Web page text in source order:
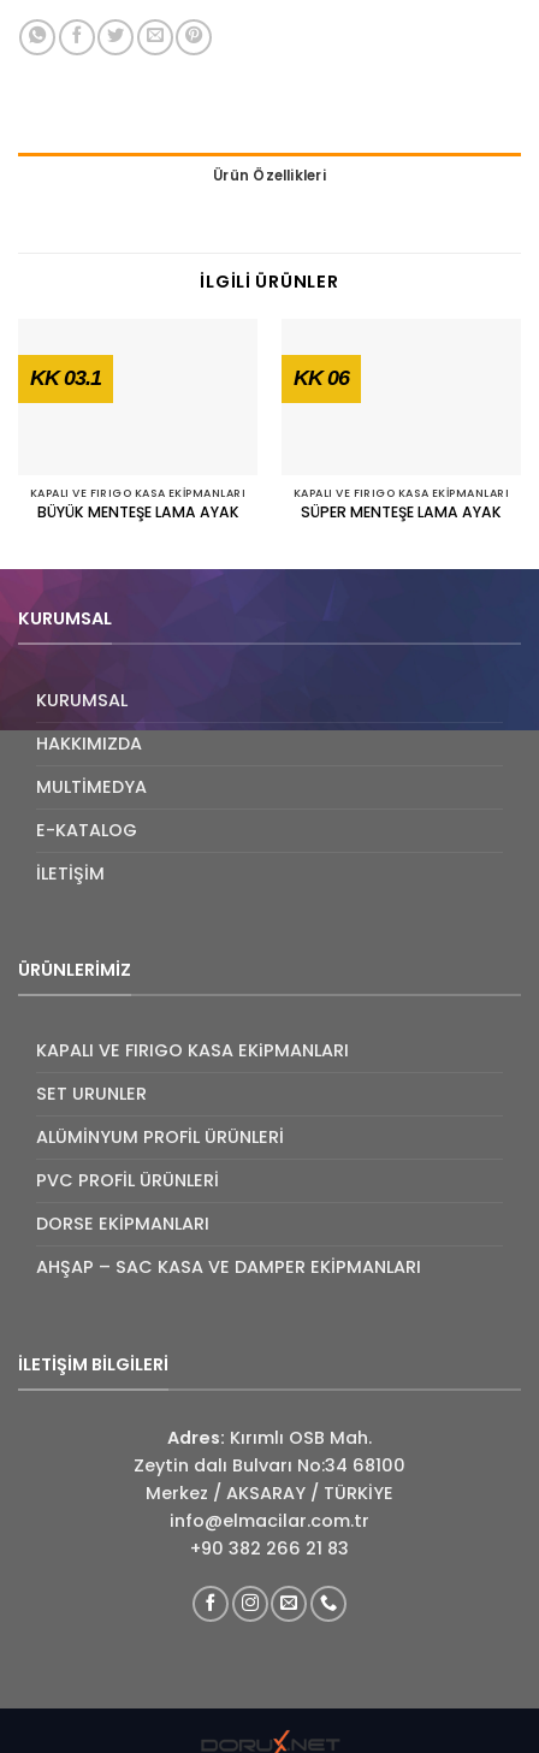
Ürün Özellikleri
İLGILI ÜRÜNLER
KK 03.1
KAPALI VE FIRIGO KASA EKIPMANLARI
BÜYÜK MENTEŞE LAMA AYAK
KK 06
KAPALI VE FIRIGO KASA EKIPMANLARI
SÜPER MENTEŞE LAMA AYAK
KURUMSAL
KURUMSAL
HAKKIMIZDA
MULTİMEDYA
E-KATALOG
İLETİŞİM
ÜRÜNLERIMIZ
KAPALI VE FIRIGO KASA EKiPMANLARI
SET URUNLER
ALÜMİNYUM PROFİL ÜRÜNLERİ
PVC PROFİL ÜRÜNLERİ
DORSE EKİPMANLARI
AHŞAP – SAC KASA VE DAMPER EKİPMANLARI
İLETİŞİM BİLGİLERİ
Adres: Kırımlı OSB Mah.
Zeytin dalı Bulvarı No:34 68100
Merkez / AKSARAY / TÜRKİYE
info@elmacilar.com.tr
+90 382 266 21 83